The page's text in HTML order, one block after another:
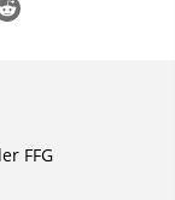
FFG